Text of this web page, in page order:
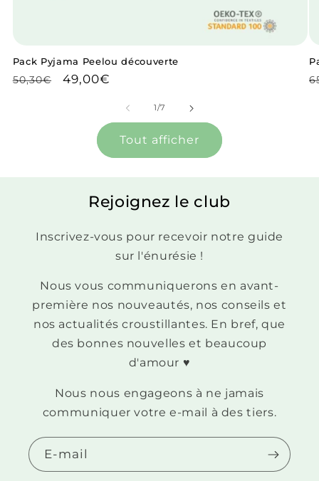
Pack Pyjama Peelou découverte
Prix
50,30€
Prix
49,00€
1/de
7
Tout afficher
Rejoignez le club
Inscrivez-vous pour recevoir notre guide
sur l'énurésie !
Nous vous communiquerons en avant-
première nos nouveautés, nos conseils et
nos actualités croustillantes. En bref, que
des bonnes nouvelles et beaucoup
d'amour ♥
Nous nous engageons à ne jamais
communiquer votre e-mail à des tiers.
E-mail